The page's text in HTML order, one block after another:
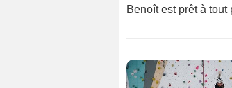
Benoît est prêt à